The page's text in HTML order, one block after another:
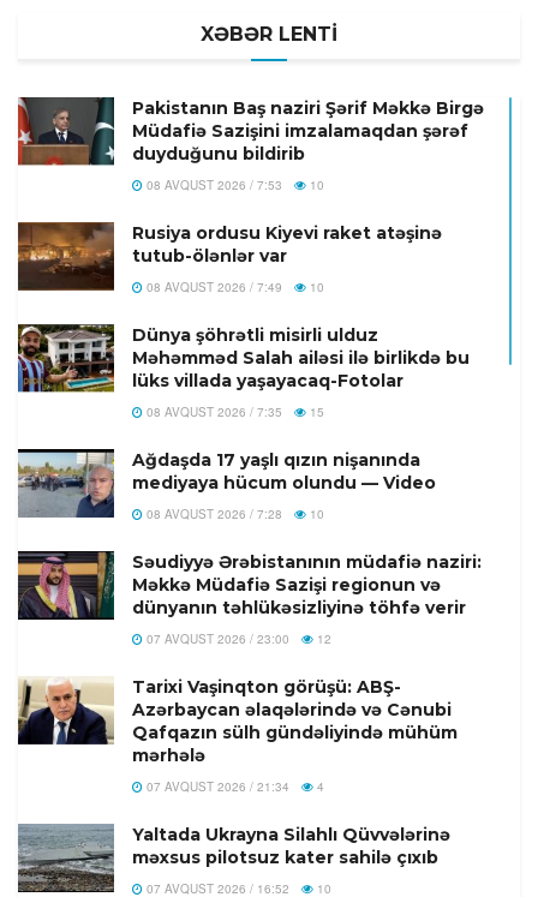
XƏBƏR LENTİ
Pakistanın Baş naziri Şərif Məkkə Birgə
Müdafiə Sazişini imzalamaqdan şərəf
duyduğunu bildirib
08 AVQUST 2026 / 7:53 10
Rusiya ordusu Kiyevi raket atəşinə
tutub-ölənlər var
08 AVQUST 2026 / 7:49 10
Dünya şöhrətli misirli ulduz
Məhəmməd Salah ailəsi ilə birlikdə bu
lüks villada yaşayacaq-Fotolar
08 AVQUST 2026 / 7:35 15
Ağdaşda 17 yaşlı qızın nişanında
mediyaya hücum olundu — Video
08 AVQUST 2026 / 7:28 10
Səudiyyə Ərəbistanının müdafiə naziri:
Məkkə Müdafiə Sazişi regionun və
dünyanın təhlükəsizliyinə töhfə verir
07 AVQUST 2026 / 23:00 12
Tarixi Vaşinqton görüşü: ABŞ-
Azərbaycan əlaqələrində və Cənubi
Qafqazın sülh gündəliyində mühüm
mərhələ
07 AVQUST 2026 / 21:34 4
Yaltada Ukrayna Silahlı Qüvvələrinə
məxsus pilotsuz kater sahilə çıxıb
07 AVQUST 2026 / 16:52 10